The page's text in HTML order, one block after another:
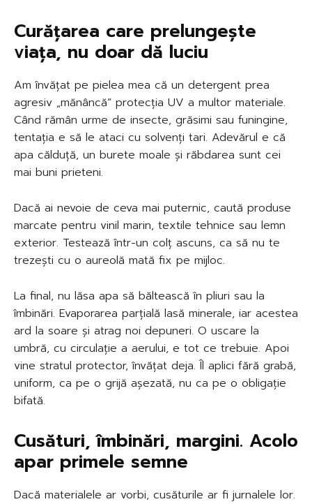
Curățarea care prelungește
viața, nu doar dă luciu
Am învățat pe pielea mea că un detergent prea
agresiv „mănâncă” protecția UV a multor materiale.
Când rămân urme de insecte, grăsimi sau funingine,
tentația e să le ataci cu solvenți tari. Adevărul e că
apa călduță, un burete moale și răbdarea sunt cei
mai buni prieteni.
Dacă ai nevoie de ceva mai puternic, caută produse
marcate pentru vinil marin, textile tehnice sau lemn
exterior. Testează într-un colț ascuns, ca să nu te
trezești cu o aureolă mată fix pe mijloc.
La final, nu lăsa apa să băltească în pliuri sau la
îmbinări. Evaporarea parțială lasă minerale, iar acestea
ard la soare și atrag noi depuneri. O uscare la
umbră, cu circulație a aerului, e tot ce trebuie. Apoi
vine stratul protector, învățat deja. Îl aplici fără grabă,
uniform, ca pe o grijă așezată, nu ca pe o obligație
bifată.
Cusături, îmbinări, margini. Acolo
apar primele semne
Dacă materialele ar vorbi, cusăturile ar fi jurnalele lor.